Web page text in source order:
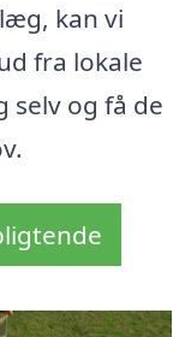
kan vi
fra lokale
selv og få de